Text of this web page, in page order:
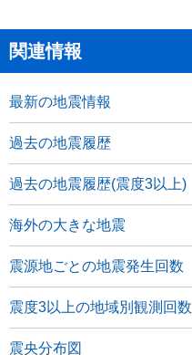
関連情報
最新の地震情報
過去の地震履歴
過去の地震履歴(震度3以上)
海外の大きな地震
震源地ごとの地震発生回数
震度3以上の地域別観測回数
震央分布図